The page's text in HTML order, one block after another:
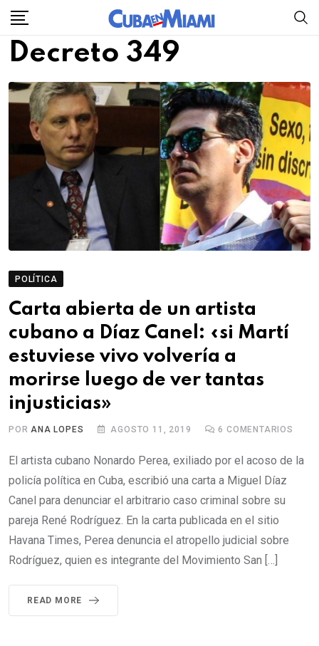
Skip
content
Decreto 349
POLÍTICA
Carta abierta de un artista
cubano a Díaz Canel: «si Martí
estuviese vivo volvería a
morirse luego de ver tantas
injusticias»
PORANA LOPES AGOSTO 11, 2019 6 COMENTARIOS
El artista cubano Nonardo Perea, exiliado por el acoso de la
policía política en Cuba, escribió una carta a Miguel Díaz
Canel para denunciar el arbitrario caso criminal sobre su
pareja René Rodríguez. En la carta publicada en el sitio
Havana Times, Perea denuncia el atropello judicial sobre
Rodríguez, quien es integrante del Movimiento San […]
READ MORE